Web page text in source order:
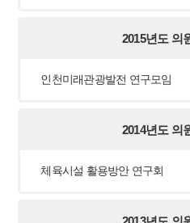
2015년도 의
인천미래관광발전 연구모임
2014년도 의
체육시설 활용방안 연구회